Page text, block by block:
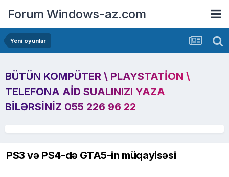
Forum Windows-az.com
Yeni oyunlar
BÜTÜN KOMPÜTER \ PLAYSTATION \
TELEFONA AID SUALINIZI YAZA
BILƏRSINIZ 055 226 96 22
PS3 və PS4-də GTA5-in müqayisəsi